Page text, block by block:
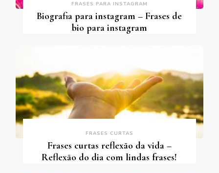
FRASES PARA INSTAGRAM
Biografia para instagram – Frases de
bio para instagram
FRASES CURTAS
Frases curtas reflexão da vida –
Reflexão do dia com lindas frases!